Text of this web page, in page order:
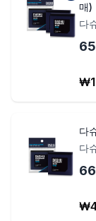
매)
다
65
₩
다
다
66
₩